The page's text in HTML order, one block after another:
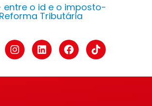
entre o id e o imposto-
Tributária